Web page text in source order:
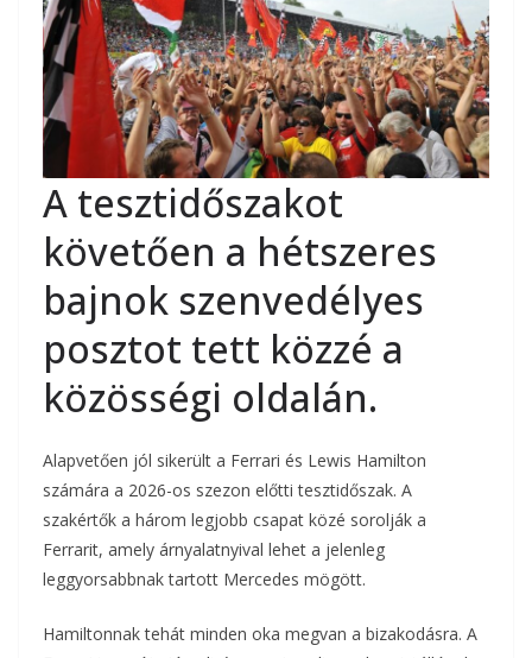
A tesztidőszakot
követően a hétszeres
bajnok szenvedélyes
posztot tett közzé a
közösségi oldalán.
Alapvetően jól sikerült a Ferrari és Lewis Hamilton
számára a 2026-os szezon előtti tesztidőszak. A
szakértők a három legjobb csapat közé sorolják a
Ferrarit, amely árnyalatnyival lehet a jelenleg
leggyorsabbnak tartott Mercedes mögött.
Hamiltonnak tehát minden oka megvan a bizakodásra. A